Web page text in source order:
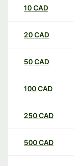
10CAD
20CAD
50CAD
100CAD
250CAD
500CAD